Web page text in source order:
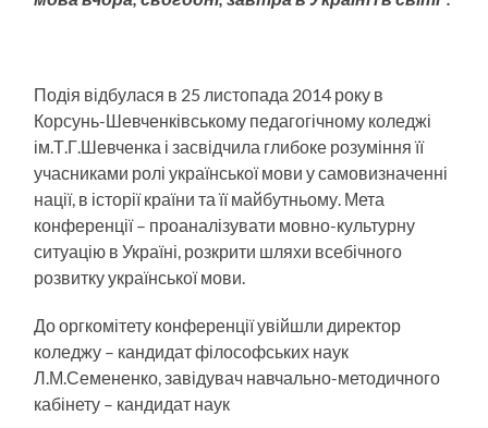
Подія відбулася в 25 листопада 2014 року в
Корсунь-Шевченківському педагогічному коледжі
ім.Т.Г.Шевченка і засвідчила глибоке розуміння її
учасниками ролі української мови у самовизначенні
нації, в історії країни та її майбутньому. Мета
конференції – проаналізувати мовно-культурну
ситуацію в Україні, розкрити шляхи всебічного
розвитку української мови.
До оргкомітету конференції увійшли директор
коледжу – кандидат філософських наук
Л.М.Семененко, завідувач навчально-методичного
кабінету – кандидат наук